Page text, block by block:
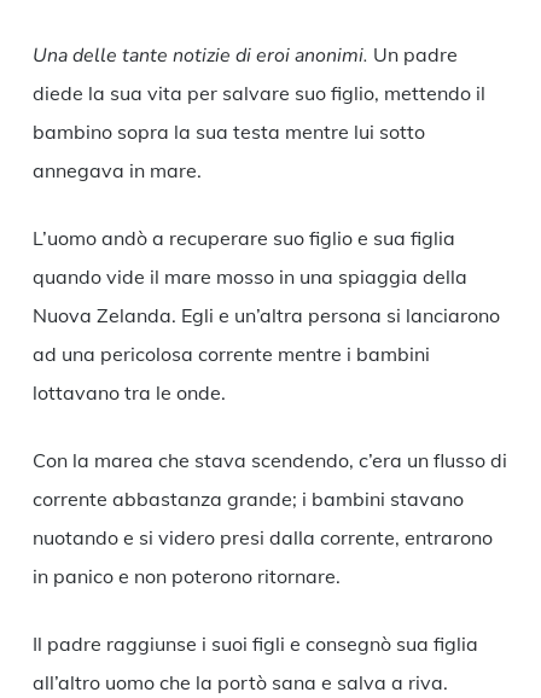
Una delle tante notizie di eroi anonimi. Un padre
diede la sua vita per salvare suo figlio, mettendo il
bambino sopra la sua testa mentre lui sotto
annegava in mare.
L’uomo andò a recuperare suo figlio e sua figlia
quando vide il mare mosso in una spiaggia della
Nuova Zelanda. Egli e un’altra persona si lanciarono
ad una pericolosa corrente mentre i bambini
lottavano tra le onde.
Con la marea che stava scendendo, c’era un flusso di
corrente abbastanza grande; i bambini stavano
nuotando e si videro presi dalla corrente, entrarono
in panico e non poterono ritornare.
Il padre raggiunse i suoi figli e consegnò sua figlia
all’altro uomo che la portò sana e salva a riva.